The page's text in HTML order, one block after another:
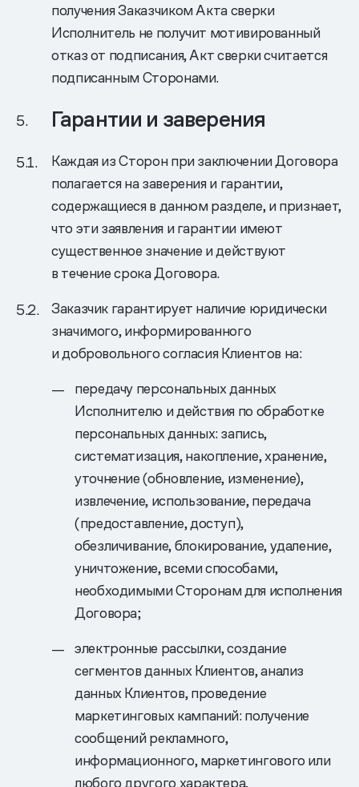
получения Заказчиком Акта сверки
Исполнитель не получит мотивированный
отказ от подписания, Акт сверки считается
подписанным Сторонами.
Гарантии и заверения
Каждая из Сторон при заключении Договора
полагается на заверения и гарантии,
содержащиеся в данном разделе, и признает,
что эти заявления и гарантии имеют
существенное значение и действуют
в течение срока Договора.
Заказчик гарантирует наличие юридически
значимого, информированного
и добровольного согласия Клиентов на:
передачу персональных данных
Исполнителю и действия по обработке
персональных данных: запись,
систематизация, накопление, хранение,
уточнение (обновление, изменение),
извлечение, использование, передача
(предоставление, доступ),
обезличивание, блокирование, удаление,
уничтожение, всеми способами,
необходимыми Сторонам для исполнения
Договора;
электронные рассылки, создание
сегментов данных Клиентов, анализ
данных Клиентов, проведение
маркетинговых кампаний: получение
сообщений рекламного,
информационного, маркетингового или
любого другого характера,